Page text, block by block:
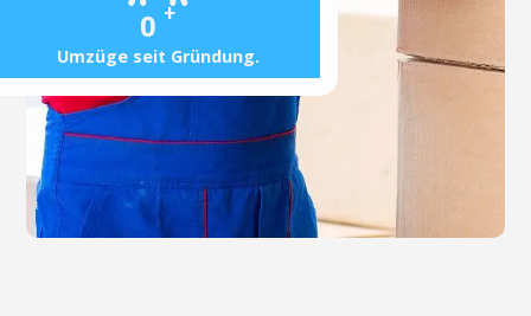
0 +
Umzüge seit Gründung.